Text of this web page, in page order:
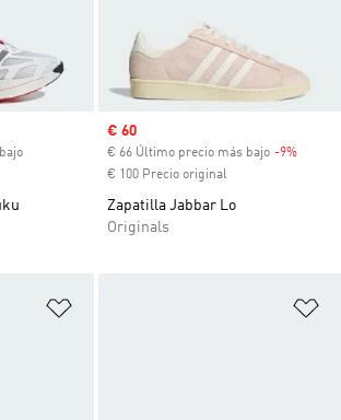
Precio de venta
€ 60
€ 66 Último precio más bajo -9%
€ 100 Precio original
Zapatilla Jabbar Lo
Originals